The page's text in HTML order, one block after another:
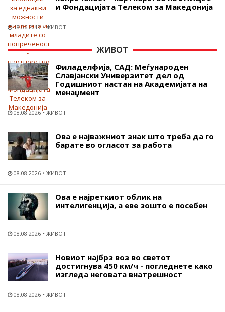
и Фондацијата Телеком за Македонија
18.06.2019 ЖИВОТ
ЖИВОТ
Филаделфија, САД: Меѓународен
Славјански Универзитет дел од
Годишниот настан на Академијата на
менаџмент
08.08.2026 ЖИВОТ
Ова е најважниот знак што треба да го
барате во огласот за работа
08.08.2026 ЖИВОТ
Ова е најреткиот облик на
интелигенција, а еве зошто е посебен
08.08.2026 ЖИВОТ
Новиот најбрз воз во светот
достигнува 450 км/ч - погледнете како
изгледа неговата внатрешност
08.08.2026 ЖИВОТ